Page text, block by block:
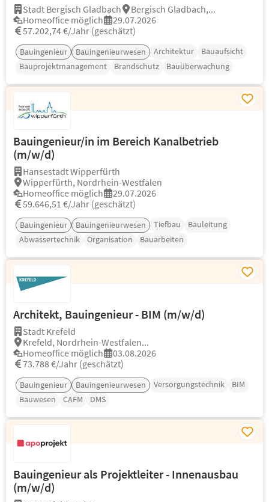
Stadt Bergisch Gladbach
Bergisch Gladbach,...
Homeoffice möglich
29.07.2026
57.202,74 €/Jahr (geschätzt)
Bauingenieur Bauingenieurwesen Architektur
Bauaufsicht
Bauprojektmanagement
Brandschutz Bauüberwachung
Bauingenieur/in im Bereich Kanalbetrieb
(m/w/d)
Hansestadt Wipperfürth
Wipperfürth, Nordrhein-Westfalen
Homeoffice möglich
29.07.2026
59.646,51 €/Jahr (geschätzt)
Bauingenieur Bauingenieurwesen Tiefbau
Bauleitung
Abwassertechnik
Organisation Bauarbeiten
Architekt, Bauingenieur - BIM (m/w/d)
Stadt Krefeld
Krefeld, Nordrhein-Westfalen...
Homeoffice möglich
03.08.2026
73.788 €/Jahr (geschätzt)
Bauingenieur Bauingenieurwesen Versorgungstechnik
BIM
Bauwesen
CAFM DMS
Bauingenieur als Projektleiter - Innenausbau
(m/w/d)